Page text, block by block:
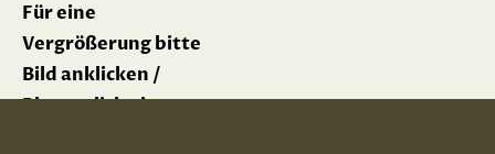
Für eine
Vergrößerung bitte
Bild anklicken /
Please click picture